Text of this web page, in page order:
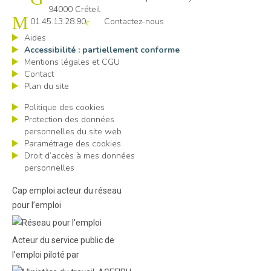
94000 Créteil
01.45.13.28.90
Contactez-nous
Aides
Accessibilité : partiellement conforme
Mentions légales et CGU
Contact
Plan du site
Politique des cookies
Protection des données
personnelles du site web
Paramétrage des cookies
Droit d’accès à mes données
personnelles
Cap emploi acteur du réseau
pour l’emploi
Acteur du service public de
l'emploi piloté par